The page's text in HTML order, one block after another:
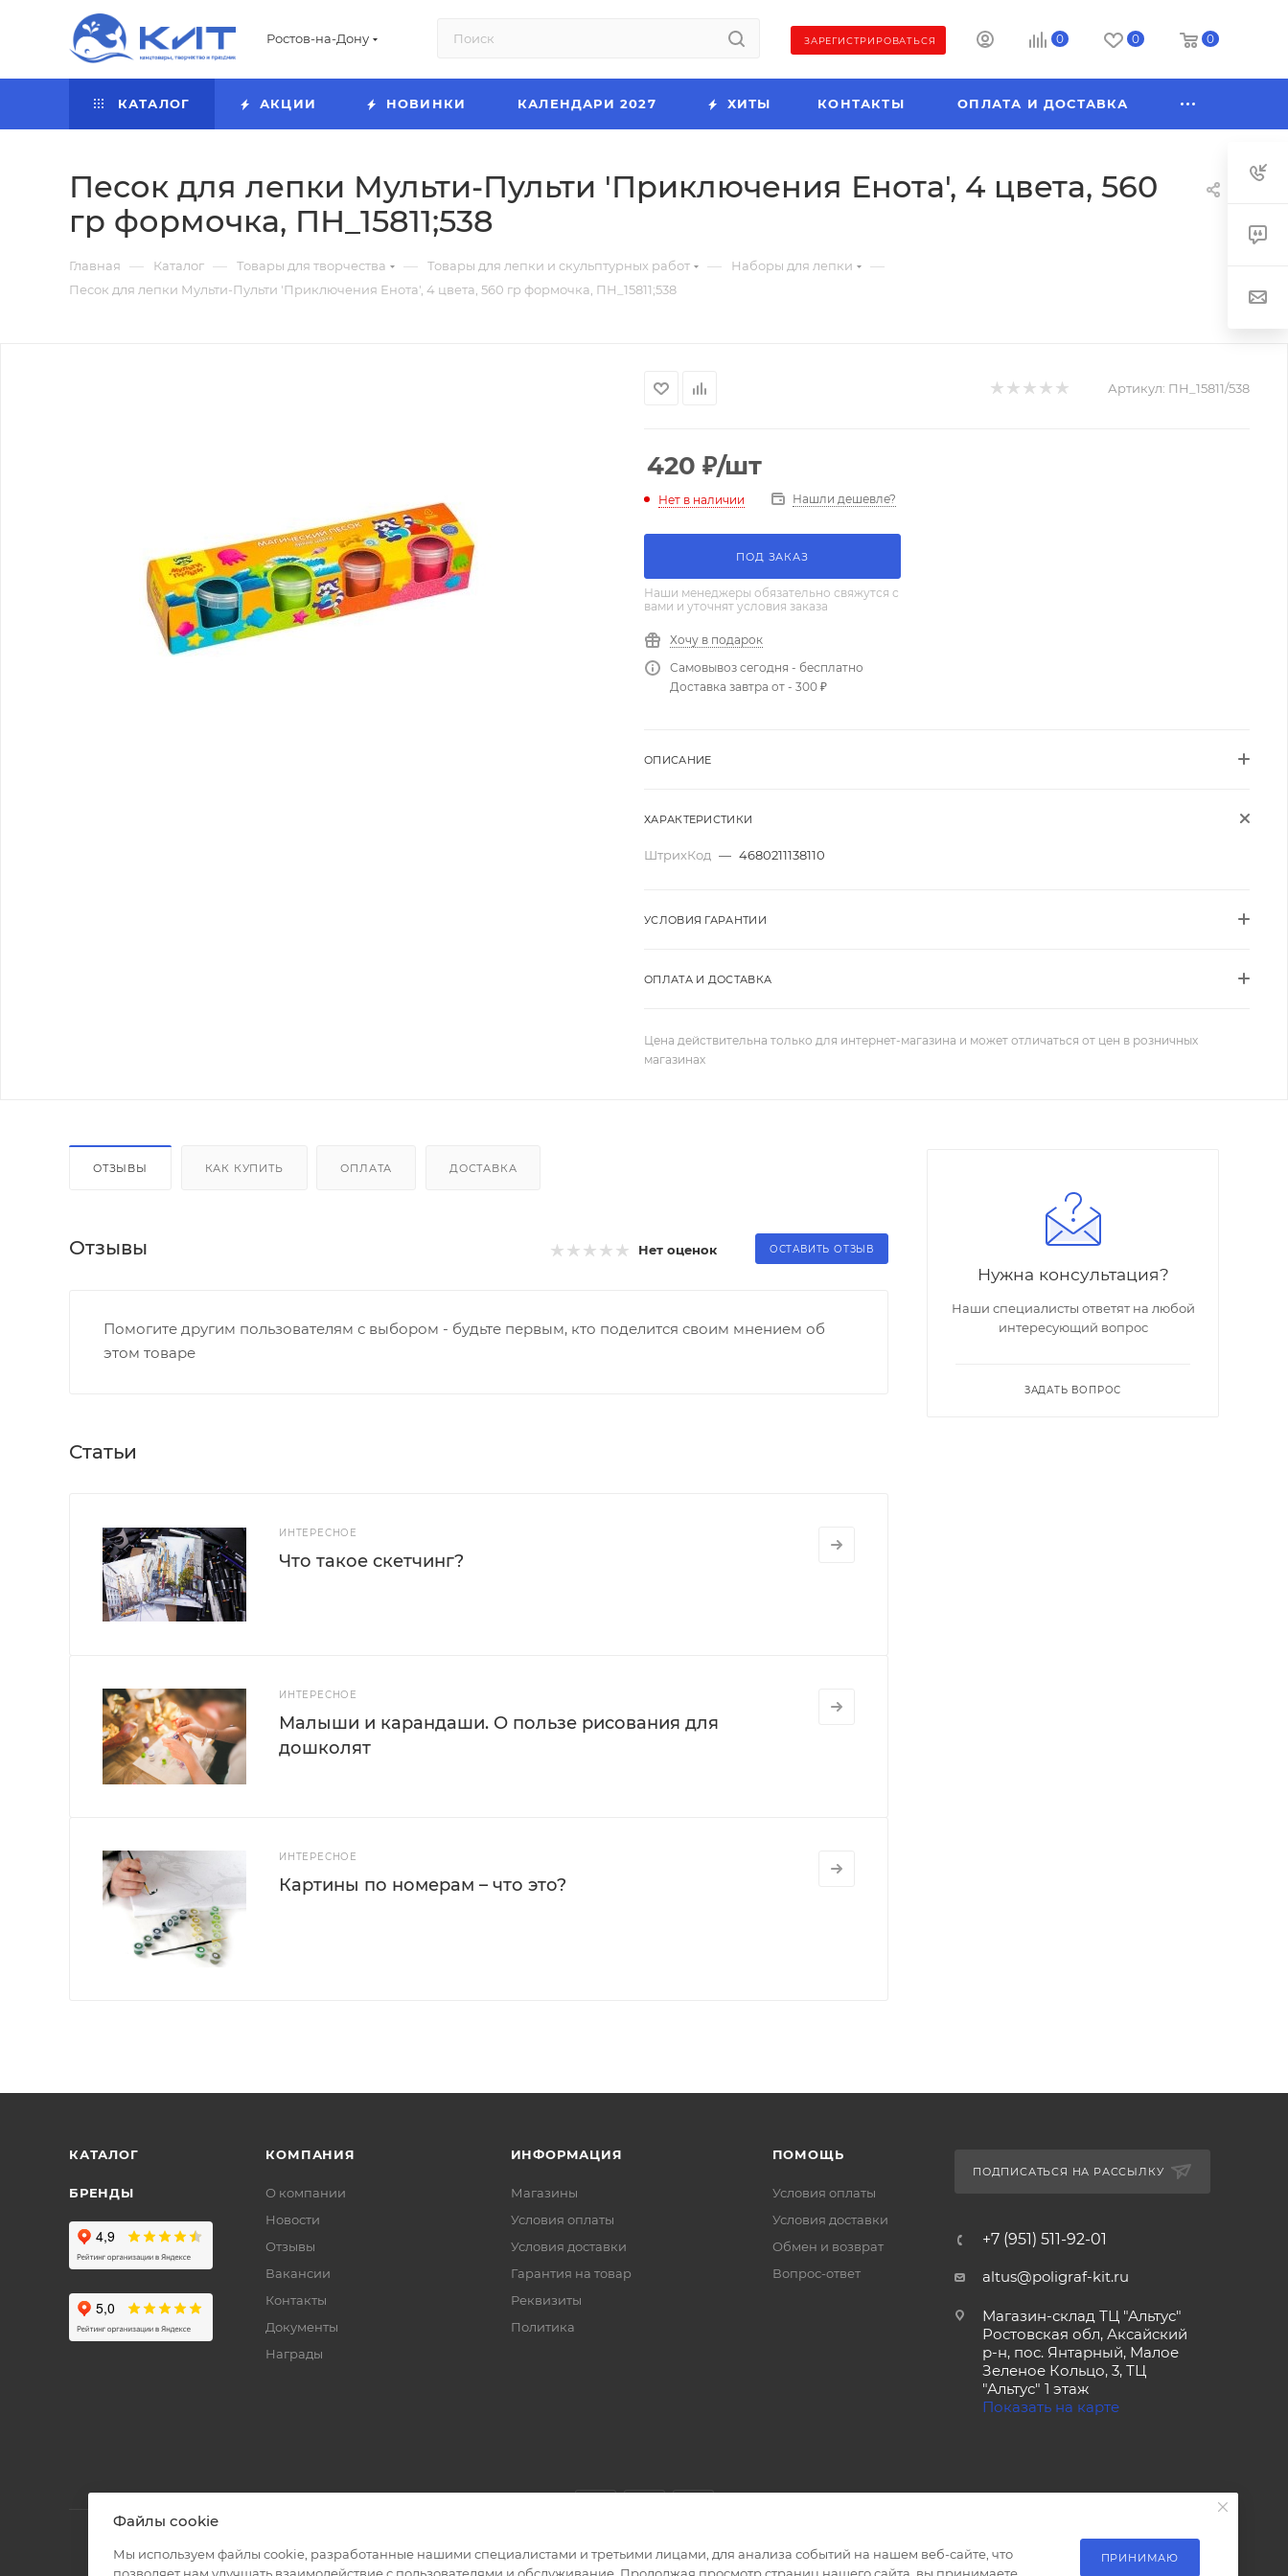
Ростов-на-Дону ЗАРЕГИСТРИРОВАТЬСЯ 0 0 0
КАТАЛОГ АКЦИИ НОВИНКИ КАЛЕНДАРИ 2027 ХИТЫ КОНТАКТЫ ОПЛАТА И ДОСТАВКА
Песок для лепки Мульти-Пульти 'Приключения Енота', 4 цвета, 560
гр формочка, ПН_15811;538
Главная — Каталог — Товары для творчества — Товары для лепки и скульптурных работ — Наборы для лепки —
Песок для лепки Мульти-Пульти 'Приключения Енота', 4 цвета, 560 гр формочка, ПН_15811;538
Артикул: ПН_15811/538
420 ₽/шт
Нет в наличии Нашли дешевле?
ПОД ЗАКАЗ
Наши менеджеры обязательно свяжутся с
вами и уточнят условия заказа
Хочу в подарок
Самовывоз сегодня - бесплатно
Доставка завтра от - 300 ₽
ОПИСАНИЕ
ХАРАКТЕРИСТИКИ
ШтрихКод — 4680211138110
УСЛОВИЯ ГАРАНТИИ
ОПЛАТА И ДОСТАВКА
Цена действительна только для интернет-магазина и может отличаться от цен в розничных
магазинах
ОТЗЫВЫ КАК КУПИТЬ ОПЛАТА ДОСТАВКА
Отзывы Нет оценок ОСТАВИТЬ ОТЗЫВ
Помогите другим пользователям с выбором - будьте первым, кто поделится своим мнением об
этом товаре
Статьи
ИНТЕРЕСНОЕ
Что такое скетчинг?
ИНТЕРЕСНОЕ
Малыши и карандаши. О пользе рисования для
дошколят
ИНТЕРЕСНОЕ
Картины по номерам – что это?
Нужна консультация?
Наши специалисты ответят на любой
интересующий вопрос
ЗАДАТЬ ВОПРОС
КАТАЛОГ
БРЕНДЫ
КОМПАНИЯ
О компании
Новости
Отзывы
Вакансии
Контакты
Документы
Награды
ИНФОРМАЦИЯ
Магазины
Условия оплаты
Условия доставки
Гарантия на товар
Реквизиты
Политика
ПОМОЩЬ
Условия оплаты
Условия доставки
Обмен и возврат
Вопрос-ответ
ПОДПИСАТЬСЯ НА РАССЫЛКУ
+7 (951) 511-92-01
altus@poligraf-kit.ru
Магазин-склад ТЦ "Альтус"
Ростовская обл, Аксайский
р-н, пос. Янтарный, Малое
Зеленое Кольцо, 3, ТЦ
"Альтус" 1 этаж
Показать на карте
Файлы cookie
Мы используем файлы cookie, разработанные нашими специалистами и третьими лицами, для анализа событий на нашем веб-сайте, что
ПРИНИМАЮ